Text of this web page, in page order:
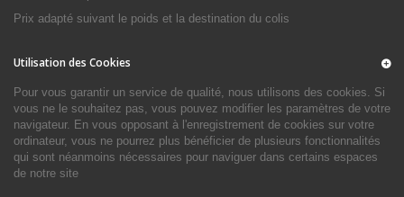
Prix adapté suivant le poids et la destination du colis
Utilisation des Cookies
Pour vous garantir un service de qualité, nous utilisons des cookies. Si
vous ne le souhaitez pas, vous pouvez modifier les paramètres de votre
navigateur. En vous opposant à l'enregistrement de cookies sur votre
ordinateur, vous ne pourrez plus bénéficier de plusieurs fonctionnalités
qui sont néanmoins nécessaires pour naviguer dans certains espaces
de notre site